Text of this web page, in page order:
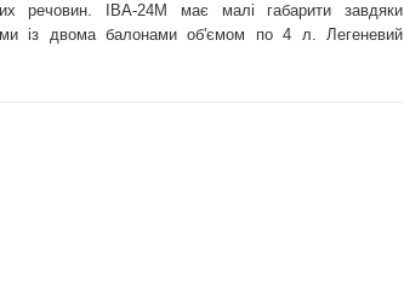
речовин. ІВА-24М має малі габарити завдяки
із двома балонами об'ємом по 4 л. Легеневий